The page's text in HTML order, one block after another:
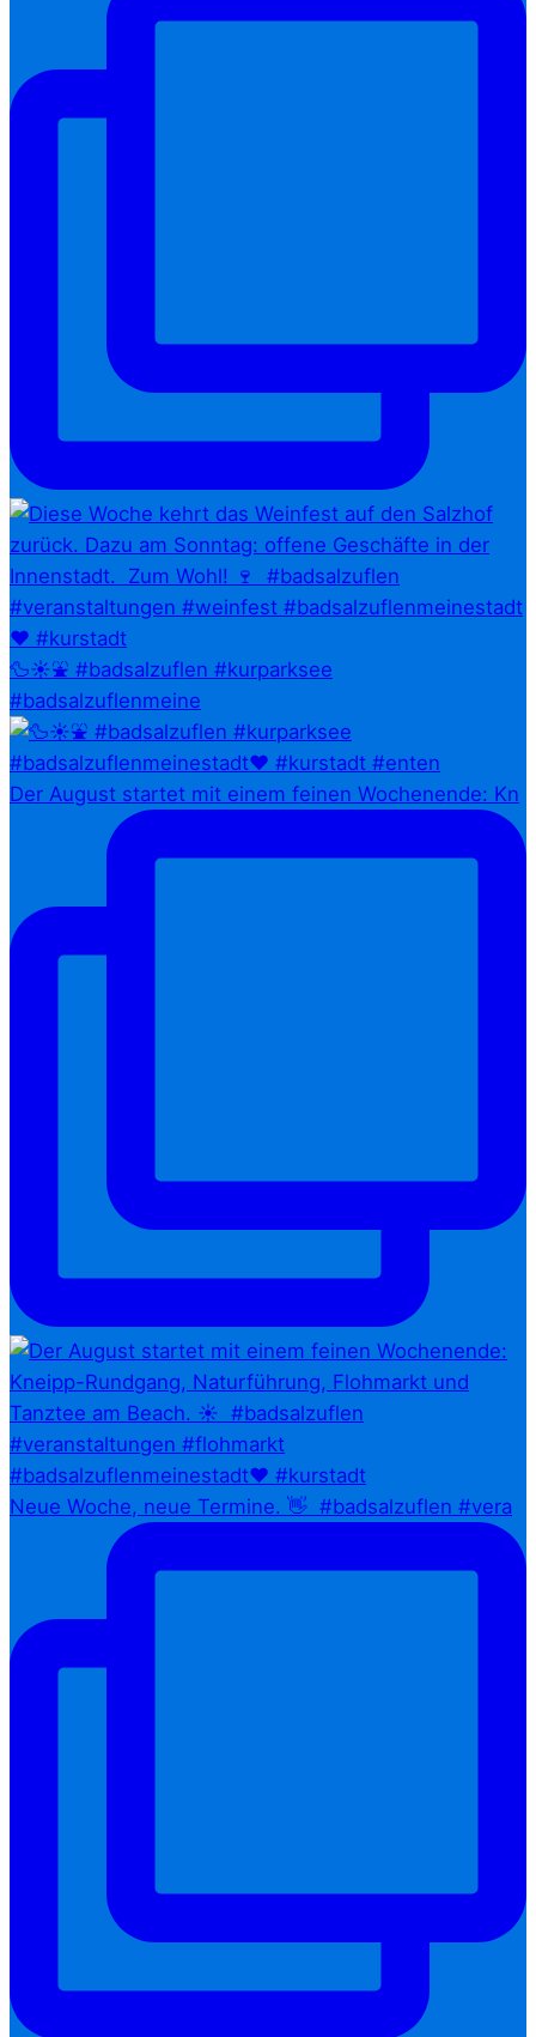
🦆☀️⛲ #badsalzuflen #kurparksee
#badsalzuflenmeine
Der August startet mit einem feinen Wochenende: Kn
Neue Woche, neue Termine. 👋⁠ ⁠ #badsalzuflen #vera